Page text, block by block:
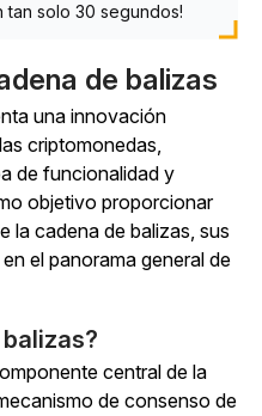
tan solo 30 segundos!
de balizas
una innovación
criptomonedas,
de funcionalidad y
objetivo proporcionar
la cadena de balizas, sus
el panorama general de
central de la
de consenso de